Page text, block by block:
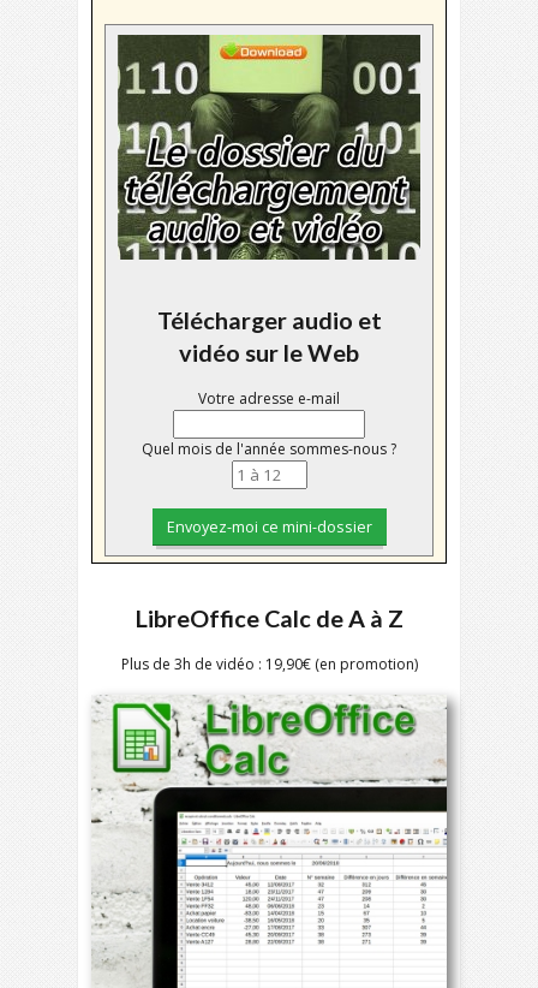
Télécharger audio et
vidéo sur le Web
Votre adresse e-mail
Quel mois de l'année sommes-nous ?
LibreOffice Calc de A à Z
Plus de 3h de vidéo : 19,90€ (en promotion)